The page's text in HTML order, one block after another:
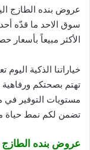
سوق الاحد ما قدّه
الأكثر مبيعاً بأسعار
خياراتنا الذكية
تهتم بصحتكم
مستويات التوفير في
تضمن لكم نمط حياة
عروض بنده الطازج